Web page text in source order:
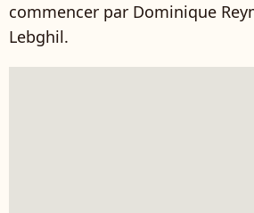
commencer par Dominique
Lebghil.